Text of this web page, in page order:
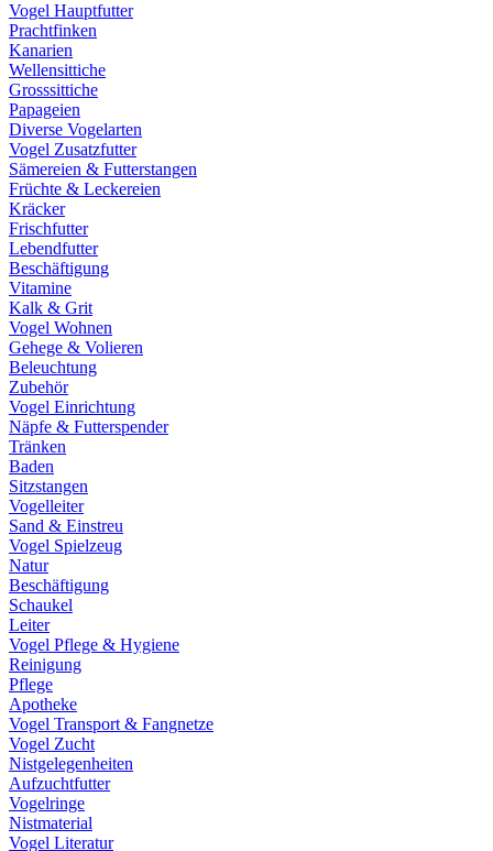
Vogel Hauptfutter
Prachtfinken
Kanarien
Wellensittiche
Grosssittiche
Papageien
Diverse Vogelarten
Vogel Zusatzfutter
Sämereien & Futterstangen
Früchte & Leckereien
Kräcker
Frischfutter
Lebendfutter
Beschäftigung
Vitamine
Kalk & Grit
Vogel Wohnen
Gehege & Volieren
Beleuchtung
Zubehör
Vogel Einrichtung
Näpfe & Futterspender
Tränken
Baden
Sitzstangen
Vogelleiter
Sand & Einstreu
Vogel Spielzeug
Natur
Beschäftigung
Schaukel
Leiter
Vogel Pflege & Hygiene
Reinigung
Pflege
Apotheke
Vogel Transport & Fangnetze
Vogel Zucht
Nistgelegenheiten
Aufzuchtfutter
Vogelringe
Nistmaterial
Vogel Literatur